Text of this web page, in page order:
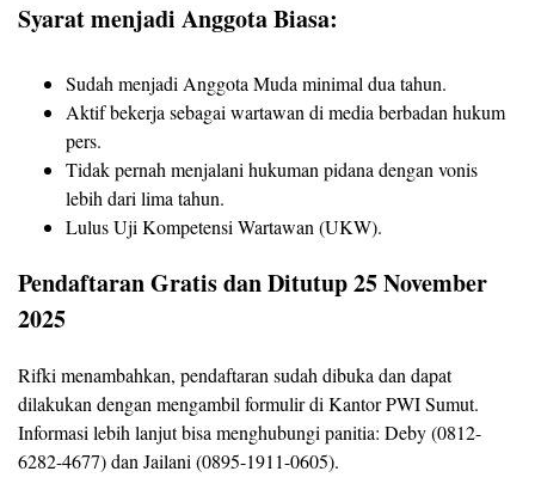
Syarat menjadi Anggota Biasa:
Sudah menjadi Anggota Muda minimal dua tahun.
Aktif bekerja sebagai wartawan di media berbadan hukum
pers.
Tidak pernah menjalani hukuman pidana dengan vonis
lebih dari lima tahun.
Lulus Uji Kompetensi Wartawan (UKW).
Pendaftaran Gratis dan Ditutup 25 November
2025
Rifki menambahkan, pendaftaran sudah dibuka dan dapat
dilakukan dengan mengambil formulir di Kantor PWI Sumut.
Informasi lebih lanjut bisa menghubungi panitia: Deby (0812-
6282-4677) dan Jailani (0895-1911-0605).